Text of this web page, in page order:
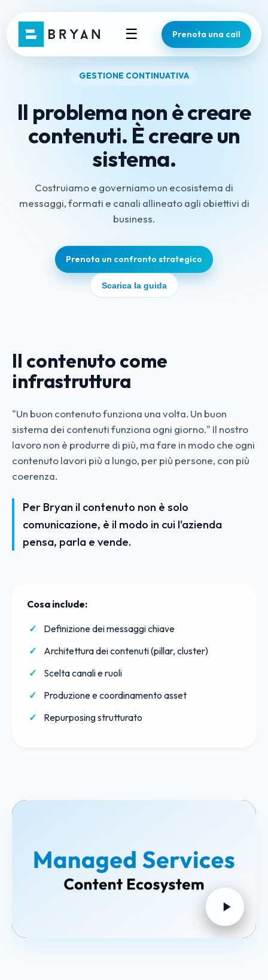
☰ Prenota una call
GESTIONE CONTINUATIVA
Il problema non è creare
contenuti. È creare un
sistema.
Costruiamo e governiamo un ecosistema di
messaggi, formati e canali allineato agli obiettivi di
business.
Prenota un confronto strategico
Scarica la guida
Il contenuto come
infrastruttura
"Un buon contenuto funziona una volta. Un buon
sistema dei contenuti funziona ogni giorno." Il nostro
lavoro non è produrre di più, ma fare in modo che ogni
contenuto lavori più a lungo, per più persone, con più
coerenza.
Per Bryan il contenuto non è solo
comunicazione, è il modo in cui l'azienda
pensa, parla e vende.
Cosa include:
Definizione dei messaggi chiave
Architettura dei contenuti (pillar, cluster)
Scelta canali e ruoli
Produzione e coordinamento asset
Repurposing strutturato